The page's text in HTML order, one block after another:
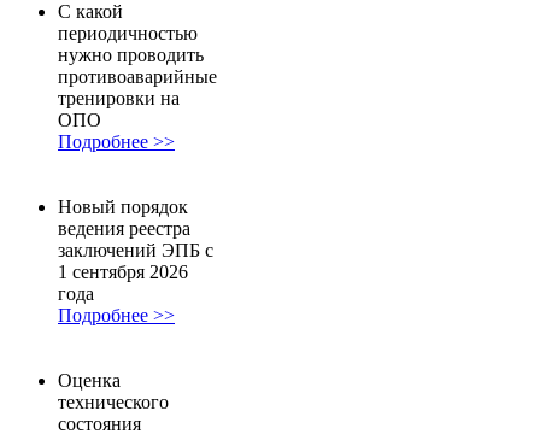
С какой
периодичностью
нужно проводить
противоаварийные
тренировки на
ОПО
Подробнее >>
Новый порядок
ведения реестра
заключений ЭПБ с
1 сентября 2026
года
Подробнее >>
Оценка
технического
состояния